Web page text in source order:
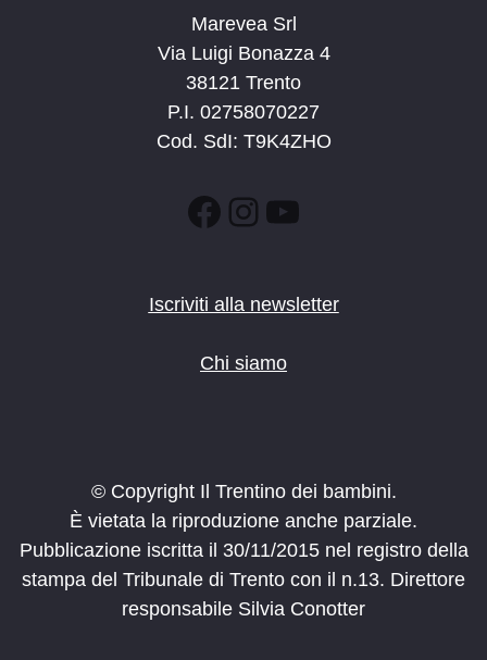
Marevea Srl
Via Luigi Bonazza 4
38121 Trento
P.I. 02758070227
Cod. SdI: T9K4ZHO
Facebook
Instagram
YouTube
Iscriviti alla newsletter
Chi siamo
© Copyright Il Trentino dei bambini.
È vietata la riproduzione anche parziale.
Pubblicazione iscritta il 30/11/2015 nel registro della
stampa del Tribunale di Trento con il n.13. Direttore
responsabile Silvia Conotter